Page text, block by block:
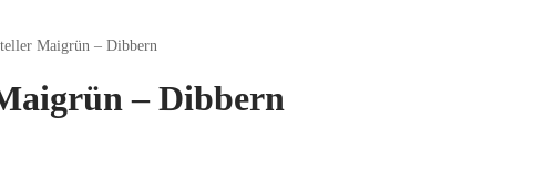
Maigrün – Dibbern
– Dibbern